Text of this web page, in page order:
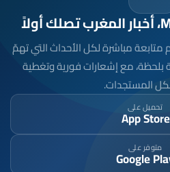
24 يوفّر لكم متابعة مباشرة لكل الأحداث التي تهمّ
بلحظة، مع إشعارات فورية وتغطية
المستجدات.
تحميل على
App Store
متوفر على
Google